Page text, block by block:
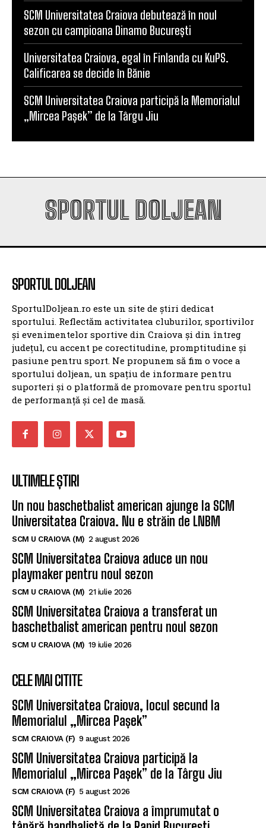
SCM Universitatea Craiova debutează în noul
sezon cu campioana Dinamo București
Universitatea Craiova, egal în Finlanda cu KuPS.
Calificarea se decide în Bănie
SCM Universitatea Craiova participă la Memorialul
„Mircea Pașek” de la Târgu Jiu
SPORTUL DOLJEAN
SPORTUL DOLJEAN
SportulDoljean.ro este un site de știri dedicat
sportului. Reflectăm activitatea cluburilor, sportivilor
și evenimentelor sportive din Craiova și din întreg
județul, cu accent pe corectitudine, promptitudine și
pasiune pentru sport. Ne propunem să fim o voce a
sportului doljean, un spațiu de informare pentru
suporteri și o platformă de promovare pentru sportul
de performanță și cel de masă.
ULTIMELE ȘTIRI
Un nou baschetbalist american ajunge la SCM
Universitatea Craiova. Nu e străin de LNBM
SCM U CRAIOVA (M) 2 august 2026
SCM Universitatea Craiova aduce un nou
playmaker pentru noul sezon
SCM U CRAIOVA (M) 21 iulie 2026
SCM Universitatea Craiova a transferat un
baschetbalist american pentru noul sezon
SCM U CRAIOVA (M) 19 iulie 2026
CELE MAI CITITE
SCM Universitatea Craiova, locul secund la
Memorialul „Mircea Pașek”
SCM CRAIOVA (F) 9 august 2026
SCM Universitatea Craiova participă la
Memorialul „Mircea Pașek” de la Târgu Jiu
SCM CRAIOVA (F) 5 august 2026
SCM Universitatea Craiova a împrumutat o